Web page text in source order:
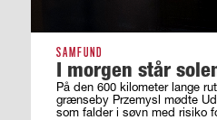
SAMFUND
I morgen står
På den 600 kilometer lange
grænseby Przemysl mødte
som falder i søvn med risiko